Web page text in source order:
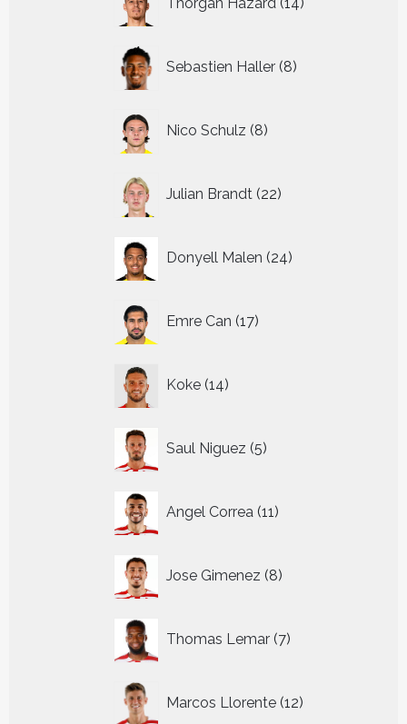
producten
Sebastien Haller 8
producten
Nico Schulz 8
producten
Julian Brandt 22
producten
Donyell Malen 24
producten
Emre Can 17
producten
Koke 14
producten
Saul Niguez 5
producten
Angel Correa 11
producten
Jose Gimenez 8
producten
Thomas Lemar 7
producten
Marcos Llorente 12
producten